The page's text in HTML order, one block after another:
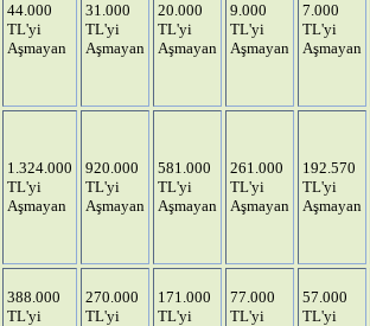
44.000
TL'yi
Aşmayan
31.000
TL'yi
Aşmayan
20.000
TL'yi
Aşmayan
9.000
TL'yi
Aşmayan
7.000
TL'yi
Aşmayan
1.324.000
TL'yi
Aşmayan
920.000
TL'yi
Aşmayan
581.000
TL'yi
Aşmayan
261.000
TL'yi
Aşmayan
192.570
TL'yi
Aşmayan
388.000
TL'yi
270.000
TL'yi
171.000
TL'yi
77.000
TL'yi
57.000
TL'yi